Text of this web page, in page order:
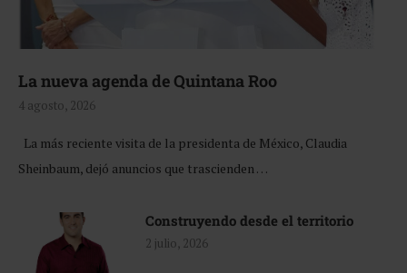
La nueva agenda de Quintana Roo
4 agosto, 2026
La más reciente visita de la presidenta de México, Claudia
Sheinbaum, dejó anuncios que trascienden …
Construyendo desde el territorio
2 julio, 2026